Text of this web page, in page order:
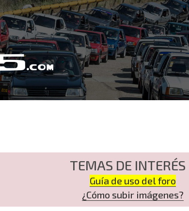
TEMAS DE INTERÉS
Guía de uso del foro
¿Cómo subir imágenes?